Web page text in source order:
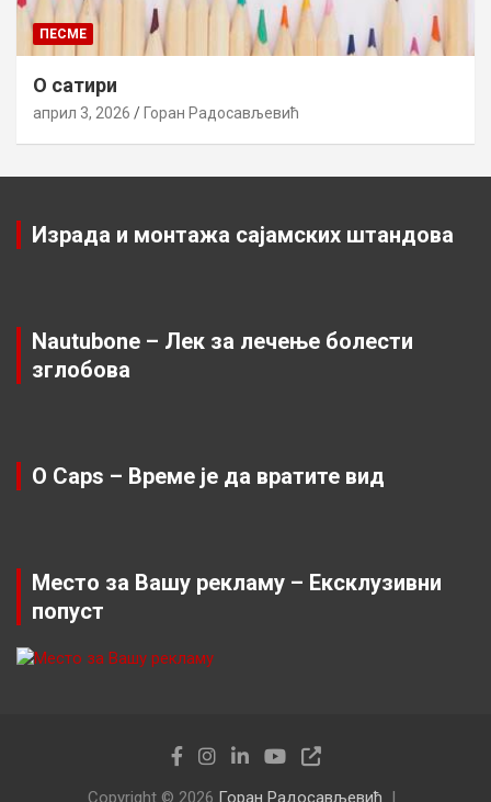
ПЕСМЕ
О сатири
април 3, 2026 Горан Радосављевић
Израда и монтажа сајамских штандова
Nautubone – Лек за лечење болести
зглобова
O Caps – Време је да вратите вид
Место за Вашу рекламу – Ексклузивни
попуст
Copyright © 2026 Горан Радосављевић